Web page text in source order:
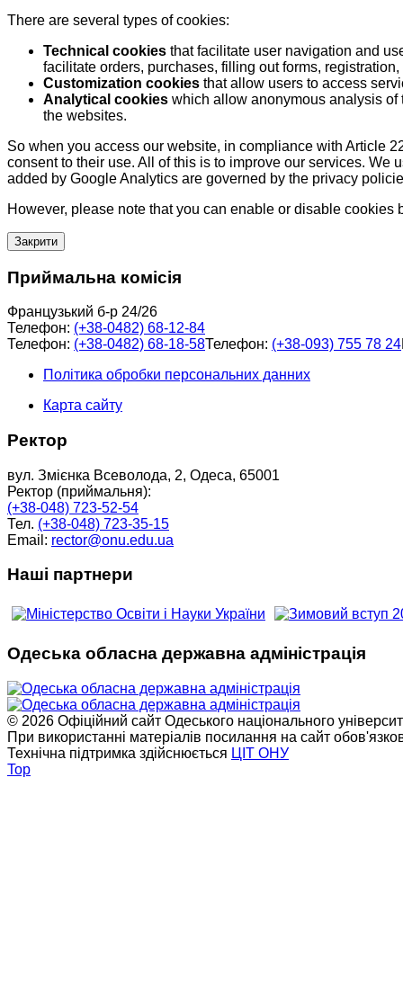
There are several types of cookies:
Technical cookies that facilitate user navigation and
facilitate orders, purchases, filling out forms,
Customization cookies that allow users to access
Analytical cookies which allow anonymous analysis
the websites.
So when you access our website, in compliance with Article
consent to their use. All of this is to improve our services.
added by Google Analytics are governed by the privacy
However, please note that you can enable or disable cookies
Закрити
Приймальна комісія
Французький б-р 24/26
Телефон: (+38-0482) 68-12-84
Телефон: (+38-0482) 68-18-58Телефон: (+38-093) 755 78 24
Політика обробки персональних данних
Карта сайту
Ректор
вул. Змієнка Всеволода, 2, Одеса, 65001
Ректор (приймальня):
(+38-048) 723-52-54
Тел. (+38-048) 723-35-15
Email: rector@onu.edu.ua
Наші партнери
Одеська обласна державна адміністрація
© 2026 Офіційний сайт Одеського національного
При використанні матеріалів посилання на сайт
Технічна підтримка здійснюється ЦІТ ОНУ
Top